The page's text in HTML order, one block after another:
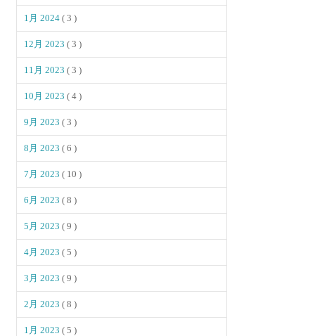
1月 2024( 3 )
12月 2023( 3 )
11月 2023( 3 )
10月 2023( 4 )
9月 2023( 3 )
8月 2023( 6 )
7月 2023( 10 )
6月 2023( 8 )
5月 2023( 9 )
4月 2023( 5 )
3月 2023( 9 )
2月 2023( 8 )
1月 2023( 5 )